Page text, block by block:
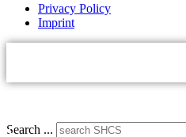
Privacy Policy
Imprint
Search ...